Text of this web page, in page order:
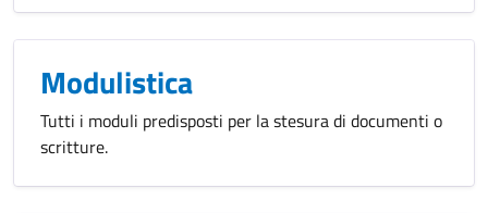
Modulistica
Tutti i moduli predisposti per la stesura di documenti o
scritture.